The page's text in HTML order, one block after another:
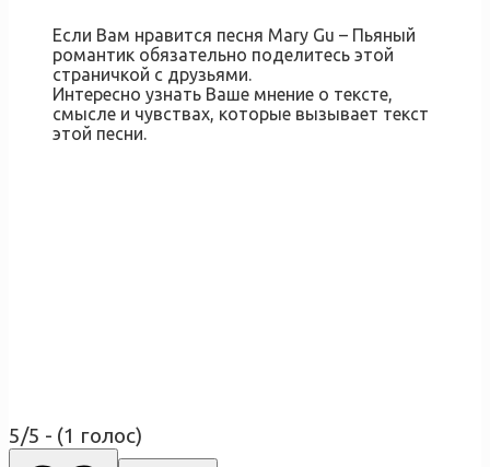
Если Вам нравится песня Mary Gu – Пьяный
романтик обязательно поделитесь этой
страничкой с друзьями.
Интересно узнать Ваше мнение о тексте,
смысле и чувствах, которые вызывает текст
этой песни.
5/5 - (1 голос)